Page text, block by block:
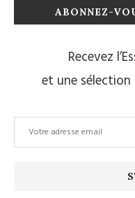
ABONNEZ-
Recevez
et une sélection